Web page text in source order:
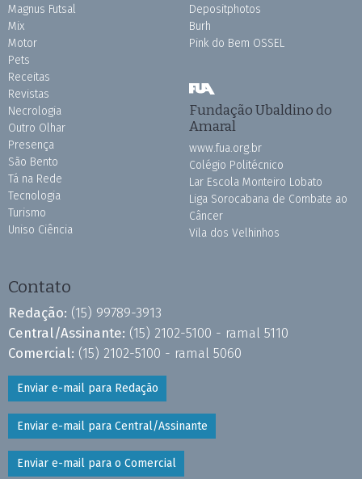
Magnus Futsal
Mix
Motor
Pets
Receitas
Revistas
Necrologia
Outro Olhar
Presença
São Bento
Tá na Rede
Tecnologia
Turismo
Uniso Ciência
Depositphotos
Burh
Pink do Bem OSSEL
Fundação Ubaldino do
Amaral
www.fua.org.br
Colégio Politécnico
Lar Escola Monteiro Lobato
Liga Sorocabana de Combate ao
Câncer
Vila dos Velhinhos
Contato
Redação: (15) 99789-3913
Central/Assinante: (15) 2102-5100 - ramal 5110
Comercial: (15) 2102-5100 - ramal 5060
Enviar e-mail para Redação
Enviar e-mail para Central/Assinante
Enviar e-mail para o Comercial